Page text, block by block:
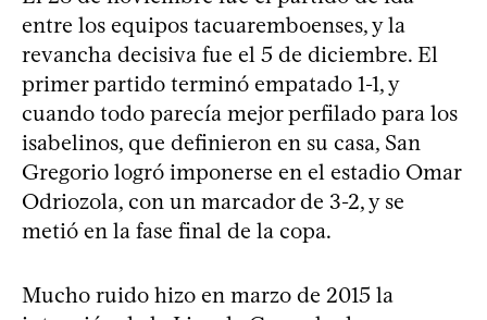
entre los equipos tacuaremboenses, y la
revancha decisiva fue el 5 de diciembre. El
primer partido terminó empatado 1-1, y
cuando todo parecía mejor perfilado para los
isabelinos, que definieron en su casa, San
Gregorio logró imponerse en el estadio Omar
Odriozola, con un marcador de 3-2, y se
metió en la fase final de la copa.
Mucho ruido hizo en marzo de 2015 la